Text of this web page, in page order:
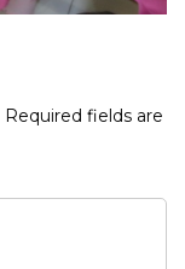
Required fields are